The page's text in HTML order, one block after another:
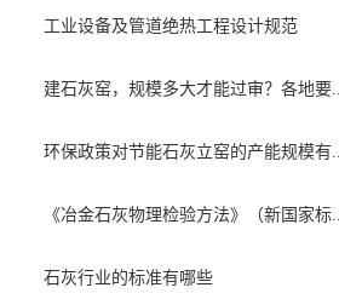
工业设备及管道绝热工程设计规范
建石灰窑，规模多大才能过审？各地要...
环保政策对节能石灰立窑的产能规模有...
《冶金石灰物理检验方法》（新国家标...
石灰行业的标准有哪些